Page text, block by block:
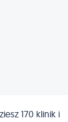
170 klinik i